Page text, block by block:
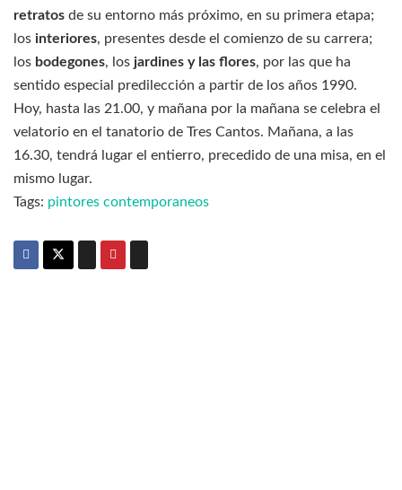
retratos de su entorno más próximo, en su primera etapa;
los interiores, presentes desde el comienzo de su carrera;
los bodegones, los jardines y las flores, por las que ha
sentido especial predilección a partir de los años 1990.
Hoy, hasta las 21.00, y mañana por la mañana se celebra el
velatorio en el tanatorio de Tres Cantos. Mañana, a las
16.30, tendrá lugar el entierro, precedido de una misa, en el
mismo lugar.
Tags: pintores contemporaneos